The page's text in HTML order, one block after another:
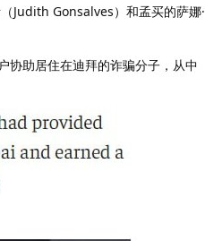
Judith Gonsalves）和孟买的萨娜·
协助居住在迪拜的诈骗分子，从中